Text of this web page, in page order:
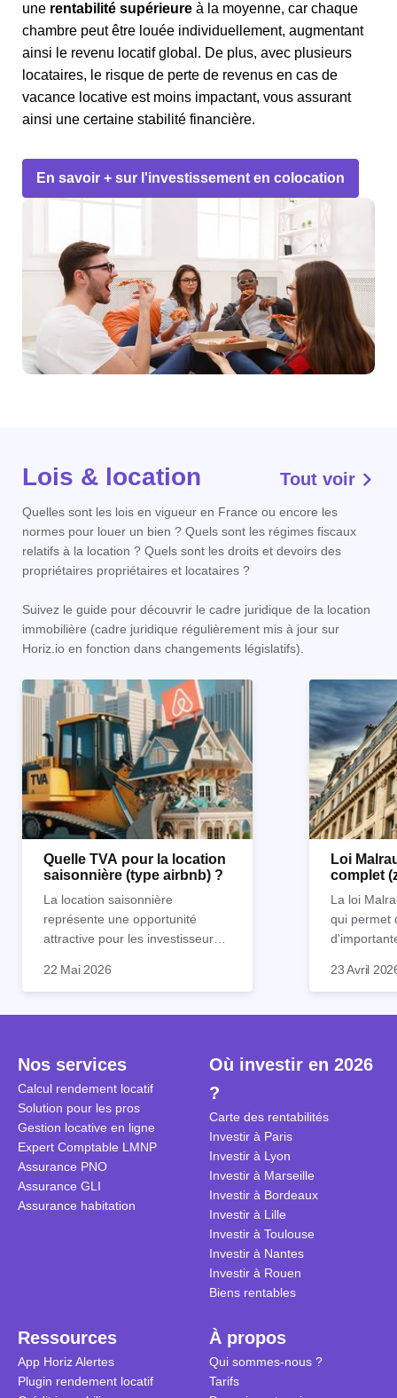
une rentabilité supérieure à la moyenne, car chaque
chambre peut être louée individuellement, augmentant
ainsi le revenu locatif global. De plus, avec plusieurs
locataires, le risque de perte de revenus en cas de
vacance locative est moins impactant, vous assurant
ainsi une certaine stabilité financière.
En savoir + sur l'investissement en colocation
Lois & location Tout voir
Quelles sont les lois en vigueur en France ou encore les
normes pour louer un bien ? Quels sont les régimes fiscaux
relatifs à la location ? Quels sont les droits et devoirs des
propriétaires propriétaires et locataires ?
Suivez le guide pour découvrir le cadre juridique de la location
immobilière (cadre juridique régulièrement mis à jour sur
Horiz.io en fonction dans changements législatifs).
Quelle TVA pour la location
saisonnière (type airbnb) ?
La location saisonnière
représente une opportunité
attractive pour les investisseurs
patrimoine et générer des
Cependant, il est crucial de
notamment la TVA, afin
d'optimiser cette activité.
Et qu’a-t-on appris à la rentrée
la TVA est généralisé pour les
saisonnière dans certaines
conditions. On fait le point dans
cet article.
22 Mai 2026
Loi
complet
La loi
qui permet
immobilier.
historique
quelles
pour en
23 Avril
Nos services
Calcul rendement locatif
Solution pour les pros
Gestion locative en ligne
Expert Comptable LMNP
Assurance PNO
Assurance GLI
Assurance habitation
Où investir en 2026
?
Carte des rentabilités
Investir à Paris
Investir à Lyon
Investir à Marseille
Investir à Bordeaux
Investir à Lille
Investir à Toulouse
Investir à Nantes
Investir à Rouen
Biens rentables
Ressources
App Horiz Alertes
Plugin rendement locatif
À propos
Qui sommes-nous ?
Tarifs